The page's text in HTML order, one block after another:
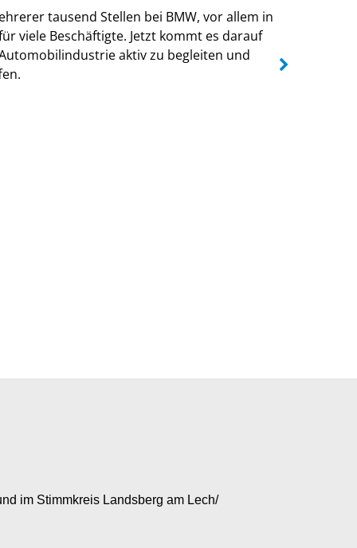
tausend Stellen bei BMW, vor allem in
viele Beschäftigte. Jetzt kommt es darauf
aktiv zu begleiten und
im Stimmkreis Landsberg am Lech/